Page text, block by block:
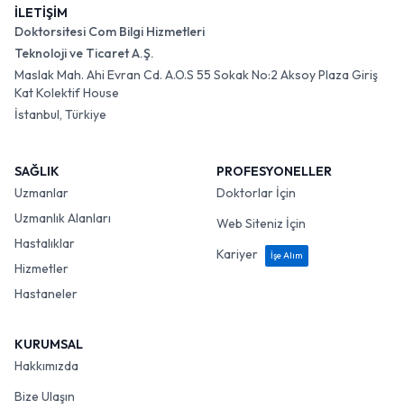
İLETİŞİM
Doktorsitesi Com Bilgi Hizmetleri
Teknoloji ve Ticaret A.Ş.
Maslak Mah. Ahi Evran Cd. A.O.S 55 Sokak No:2 Aksoy Plaza Giriş
Kat Kolektif House
İstanbul, Türkiye
SAĞLIK
Uzmanlar
Uzmanlık Alanları
Hastalıklar
Hizmetler
Hastaneler
PROFESYONELLER
Doktorlar İçin
Web Siteniz İçin
Kariyer
İşe Alım
KURUMSAL
Hakkımızda
Bize Ulaşın